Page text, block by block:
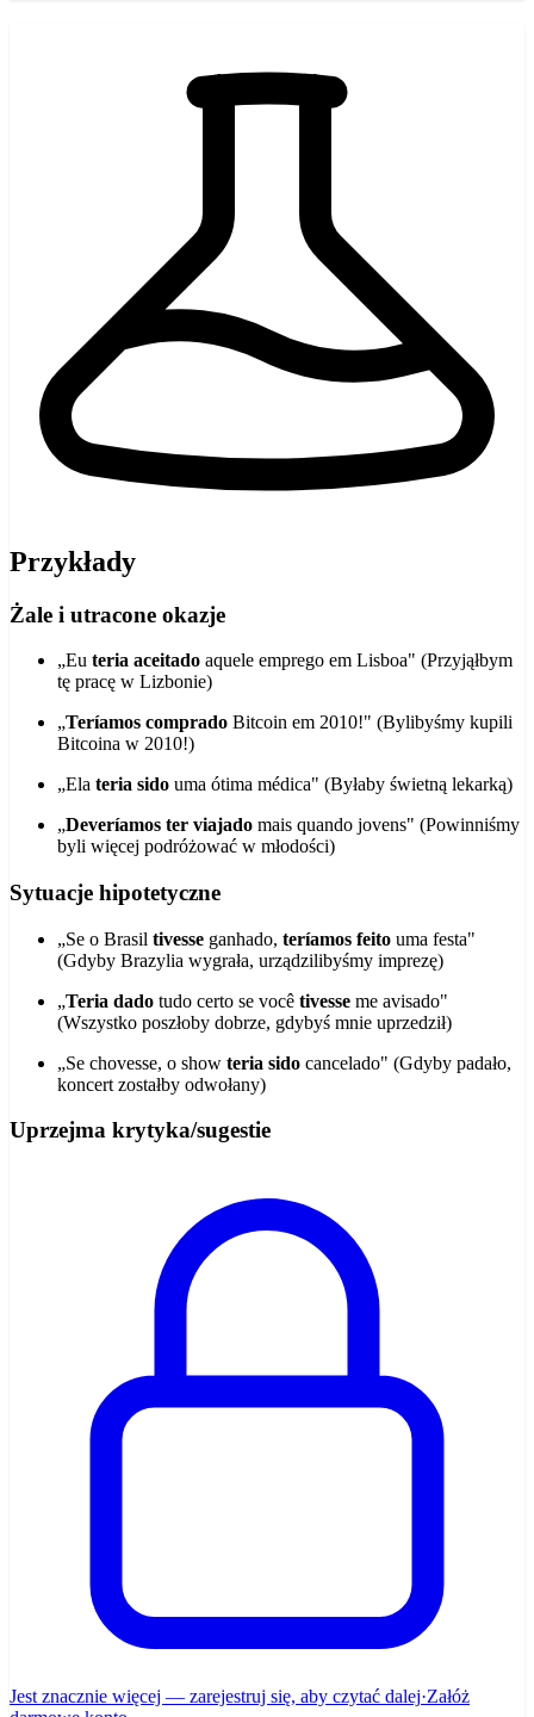
Przykłady
Żale i utracone okazje
„Eu teria aceitado aquele emprego em Lisboa" (Przyjąłbym
tę pracę w Lizbonie)
„Teríamos comprado Bitcoin em 2010!" (Bylibyśmy kupili
Bitcoina w 2010!)
„Ela teria sido uma ótima médica" (Byłaby świetną lekarką)
„Deveríamos ter viajado mais quando jovens" (Powinniśmy
byli więcej podróżować w młodości)
Sytuacje hipotetyczne
„Se o Brasil tivesse ganhado, teríamos feito uma festa"
(Gdyby Brazylia wygrała, urządzilibyśmy imprezę)
„Teria dado tudo certo se você tivesse me avisado"
(Wszystko poszłoby dobrze, gdybyś mnie uprzedził)
„Se chovesse, o show teria sido cancelado" (Gdyby padało,
koncert zostałby odwołany)
Uprzejma krytyka/sugestie
Jest znacznie więcej — zarejestruj się, aby czytać dalej·Załóż